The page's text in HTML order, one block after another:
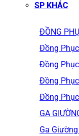
SP KHÁC
ĐỒNG
Đồng
Đồng
Đồng
Đồng
GA
Ga